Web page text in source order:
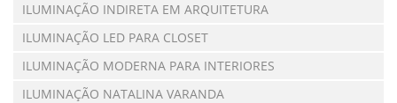
ILUMINAÇÃO INDIRETA EM ARQUITETURA
ILUMINAÇÃO LED PARA CLOSET
ILUMINAÇÃO MODERNA PARA INTERIORES
ILUMINAÇÃO NATALINA VARANDA